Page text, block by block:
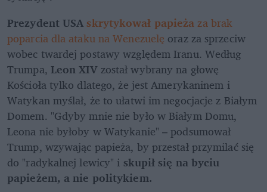
Prezydent USA skrytykował papieża za brak
poparcia dla ataku na Wenezuelę oraz za sprzeciw
wobec twardej postawy względem Iranu. Według
Trumpa, Leon XIV został wybrany na głowę
Kościoła tylko dlatego, że jest Amerykaninem i
Watykan myślał, że to ułatwi im negocjacje z Białym
Domem. "Gdyby mnie nie było w Białym Domu,
Leona nie byłoby w Watykanie" – podsumował
Trump, wzywając papieża, by przestał przymilać się
do "radykalnej lewicy" i skupił się na byciu
papieżem, a nie politykiem.